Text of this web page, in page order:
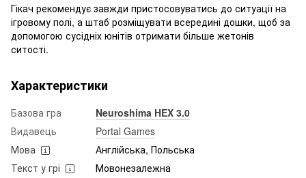
Гікач рекомендує завжди пристосовуватись до ситуації на
ігровому полі, а штаб розміщувати всередині дошки, щоб за
допомогою сусідніх юнітів отримати більше жетонів
ситості.
Характеристики
Базова гра
Neuroshima HEX 3.0
Видавець
Portal Games
Мова
Англійська, Польська
Текст у грі
Мовонезалежна